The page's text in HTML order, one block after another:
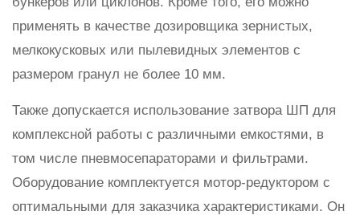
применять в качестве дозировщика зернистых,
мелкокусковых или пылевидных элементов с
размером гранул не более 10 мм.
Также допускается использование затвора ШП для
комплексной работы с различными емкостями, в
том числе пневмосепараторами и фильтрами.
Оборудование комплектуется мотор-редуктором с
оптимальными для заказчика характеристиками. Он